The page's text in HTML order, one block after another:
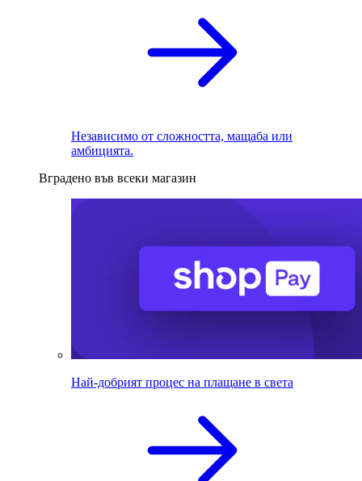
Независимо от сложността, мащаба или
амбицията.
Вградено във всеки магазин
Най-добрият процес на плащане в света